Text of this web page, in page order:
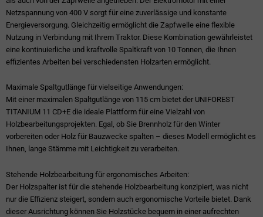
Netzspannung von 400 V sorgt für eine zuverlässige und konstante
Energieversorgung. Gleichzeitig ermöglicht die Zapfwelle eine flexible
Nutzung in Verbindung mit Ihrem Traktor. Diese Kombination gewährleistet
eine kontinuierliche und kraftvolle Spaltkraft von 10 Tonnen, die Ihnen
effizientes Arbeiten bei verschiedensten Holzarten ermöglicht.
Maximale Spaltgutlänge für vielseitige Anwendungen:
Mit einer maximalen Spaltgutlänge von 115 cm bietet der UNIFOREST
TITANIUM 11 CD+E die ideale Plattform für eine Vielzahl von
Holzbearbeitungsprojekten. Egal, ob Sie Brennholz für den Winter
vorbereiten oder Holz für Bauzwecke spalten – dieses Modell ermöglicht es
Ihnen, lange Stämme mit Leichtigkeit zu verarbeiten.
Stehende Holzbearbeitung für ergonomisches Arbeiten:
Der Holzspalter ist für die stehende Holzbearbeitung konzipiert, was nicht
nur die Effizienz steigert, sondern auch ergonomische Vorteile bietet. Dank
dieser Ausrichtung können Sie Holzstücke bequem in einer aufrechten